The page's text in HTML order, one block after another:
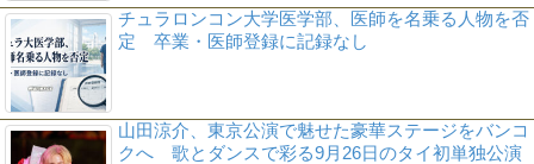
チュラロンコン大学医学部、医師を名乗る人物を否
定 卒業・医師登録に記録なし
山田涼介、東京公演で魅せた豪華ステージをバンコ
クへ 歌とダンスで彩る9月26日のタイ初単独公演